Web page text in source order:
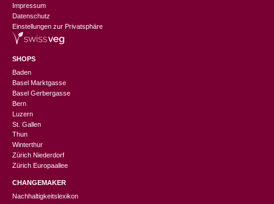
Impressum
Datenschutz
Einstellungen zur Privatsphäre
SHOPS
Baden
Basel Marktgasse
Basel Gerbergasse
Bern
Luzern
St. Gallen
Thun
Winterthur
Zürich Niederdorf
Zürich Europaallee
CHANGEMAKER
Nachhaltigkeitslexikon